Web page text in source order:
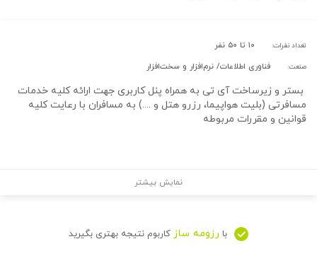
تعداد نفرات: ۱۰ تا ۵۰ نفر
صنعت: فناوری اطلاعات/ نرم‌افزار و سخت‌افزار
بستر و زیرساخت آی تی به همراه پنل کاربری جهت ارائه کلیه خدمات
مسافرتی (بلیت هواپیما، رزرو هتل و ....) به مسافران با رعایت کلیه
قوانین و مقررات مربوطه
نمایش بیشتر
با رزومه ساز کاربوم نتیجه بهتری بگیرید